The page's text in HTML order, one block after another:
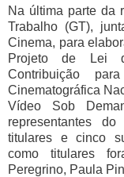
Na última parte da
Trabalho (GT),
Cinema, para
Projeto de Lei
Contribuição
Cinematográfica
Vídeo Sob
representantes
titulares e cinco
como titulares
Peregrino, Paula